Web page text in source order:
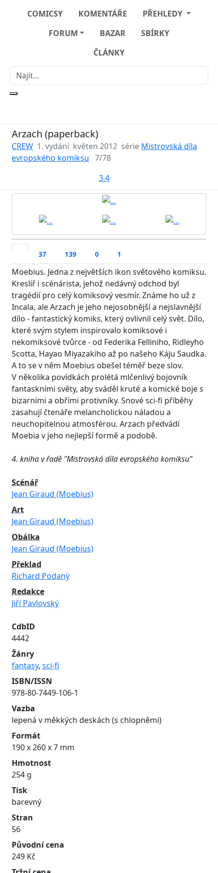
COMICSY KOMENTÁŘE
PŘEHLEDY
FORUM
BAZAR
SBÍRKY
ČLÁNKY
Arzach (paperback)
CREW 1. vydání květen 2012 série Mistrovská díla
evropského komiksu 7/78
3.4
37 139 0 1
Moebius. Jedna z největších ikon světového komiksu.
Kreslíř i scénárista, jehož nedávný odchod byl
tragédií pro celý komiksový vesmír. Známe ho už z
Incala, ale Arzach je jeho nejosobnější a nejslavnější
dílo - fantastický komiks, který ovlivnil celý svět. Dílo,
které svým stylem inspirovalo komiksové i
nekomiksové tvůrce - od Federika Felliniho, Ridleyho
Scotta, Hayao Miyazakiho až po našeho Káju Saudka.
A to se v něm Moebius obešel téměř beze slov.
V několika povídkách prolétá mlčenlivý bojovník
fantaskními světy, aby sváděl kruté a komické boje s
bizarními a obřími protivníky. Snové sci-fi příběhy
zasahují čtenáře melancholickou náladou a
neuchopitelnou atmosférou. Arzach předvádí
Moebia v jeho nejlepší formě a podobě.
4. kniha v řadě "Mistrovská díla evropského komiksu"
Scénář
Jean Giraud (Moebius)
Art
Jean Giraud (Moebius)
Obálka
Jean Giraud (Moebius)
Překlad
Richard Podaný
Redakce
Jiří Pavlovský
CdbID
4442
Žánry
fantasy, sci-fi
ISBN/ISSN
978-80-7449-106-1
Vazba
lepená v měkkých deskách (s chlopněmi)
Formát
190 x 260 x 7 mm
Hmotnost
254 g
Tisk
barevný
Stran
56
Původní cena
249 Kč